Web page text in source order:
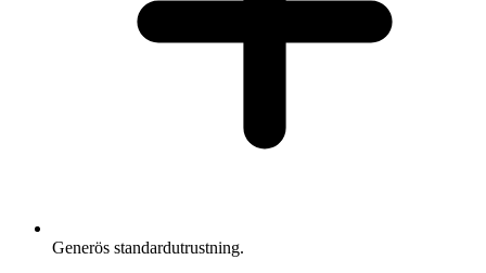
Generös standardutrustning.